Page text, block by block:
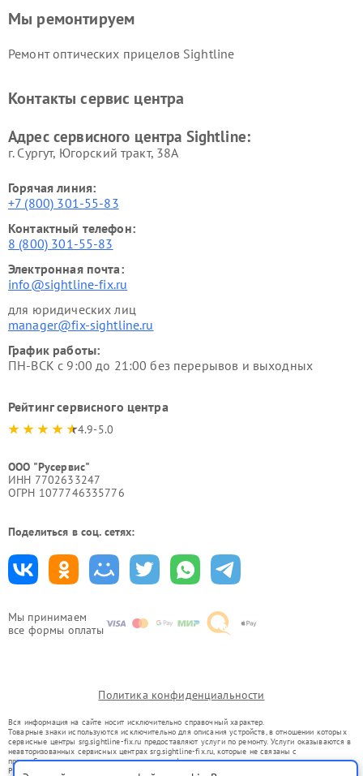
Мы принимаем
все формы оплаты
Мы ремонтируем
Ремонт оптических прицелов Sightline
Контакты сервис центра
Адрес сервисного центра Sightline:
г. Сургут, Югорский тракт, 38А
Горячая линия:
+7 (800) 301-55-83
Контактный телефон:
8 (800) 301-55-83
Электронная почта:
info@sightline-fix.ru
для юридических лиц
manager@fix-sightline.ru
График работы:
ПН-ВСК с 9:00 до 21:00 без перерывов и выходных
Рейтинг сервисного центра
4.9-5.0
ООО "Русервис"
ИНН 7702633247
ОГРН 1077746335776
Поделиться в соц. сетях:
Политика конфиденциальности
Вся информация на сайте носит исключительно справочный характер.
Товарные знаки используются исключительно для описания устройств, в отношении которых
сервисные центры srg.sightline-fix.ru предоставляют услуги по ремонту. Услуги оказываются в
неавторизованных сервисных центрах srg.sightline-fix.ru, которые не связаны с
правообладателями товарных знаков или их официальными представителями.
Ремонт осуществляется для устройств, уже введенных в гражданский оборот в соответствии